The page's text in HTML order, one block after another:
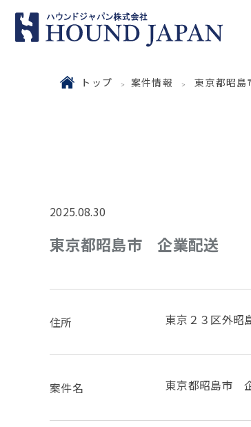
トップ 案件情報 東京都昭
2025.08.30
東京都昭島市 企業配送
住所 東京２３区外昭
案件名 東京都昭島市